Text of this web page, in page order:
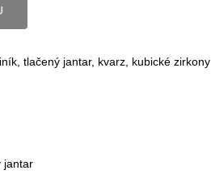
tlačený jantar, kvarz, kubické zirkony
jantar